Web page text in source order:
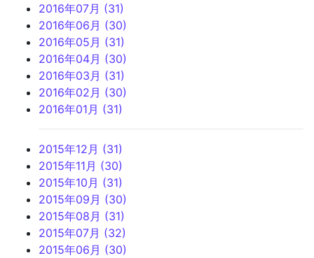
2016年07月 (31)
2016年06月 (30)
2016年05月 (31)
2016年04月 (30)
2016年03月 (31)
2016年02月 (30)
2016年01月 (31)
2015年12月 (31)
2015年11月 (30)
2015年10月 (31)
2015年09月 (30)
2015年08月 (31)
2015年07月 (32)
2015年06月 (30)